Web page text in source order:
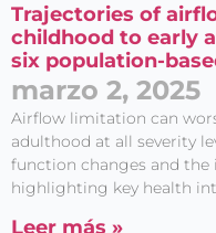
Trajectories of
childhood to early
six population-
marzo 2, 2025
Airflow limitation can
adulthood at all severity
function changes and the
highlighting key health
Leer más »